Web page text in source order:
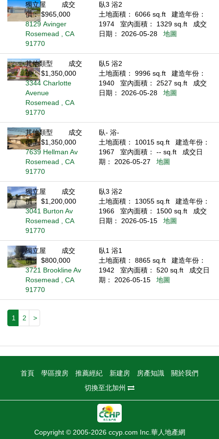
獨立屋
成交
價： $965,000
8129 Avinger
Rosemead , CA
91770
臥3 浴2
土地面積： 6066 sq.ft
建造年份：
1974
室內面積： 1329 sq.ft
成交
日期： 2026-05-28
地圖
其他類型
成交
價： $1,350,000
3344 Charlotte
Avenue
Rosemead , CA
91770
臥5 浴2
土地面積： 9996 sq.ft
建造年份：
1940
室內面積： 2527 sq.ft
成交
日期： 2026-05-28
地圖
其他類型
成交
價： $1,350,000
7639 Hellman Av
Rosemead , CA
91770
臥- 浴-
土地面積： 10015 sq.ft
建造年份：
1967
室內面積： -- sq.ft
成交日
期： 2026-05-27
地圖
獨立屋
成交
價： $1,200,000
3041 Burton Av
Rosemead , CA
91770
臥3 浴2
土地面積： 13055 sq.ft
建造年份：
1966
室內面積： 1500 sq.ft
成交
日期： 2026-05-15
地圖
獨立屋
成交
價： $800,000
3721 Brookline Av
Rosemead , CA
91770
臥1 浴1
土地面積： 8865 sq.ft
建造年份：
1942
室內面積： 520 sq.ft
成交日
期： 2026-05-15
地圖
1 2 >
首頁 學區搜房 推薦經紀 新建房 房產知識
關於我們
切換至北加州
Copyright © 2005-2026 ccyp.com Inc.華人地產網